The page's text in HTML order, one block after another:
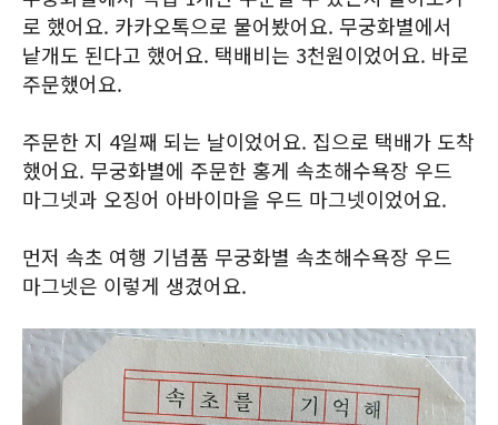
로 했어요. 카카오톡으로 물어봤어요. 무궁화별에서
낱개도 된다고 했어요. 택배비는 3천원이었어요. 바로
주문했어요.
주문한 지 4일째 되는 날이었어요. 집으로 택배가 도착
했어요. 무궁화별에 주문한 홍게 속초해수욕장 우드
마그넷과 오징어 아바이마을 우드 마그넷이었어요.
먼저 속초 여행 기념품 무궁화별 속초해수욕장 우드
마그넷은 이렇게 생겼어요.